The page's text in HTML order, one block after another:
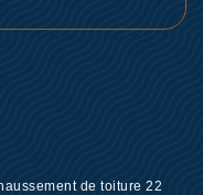
de toiture 22